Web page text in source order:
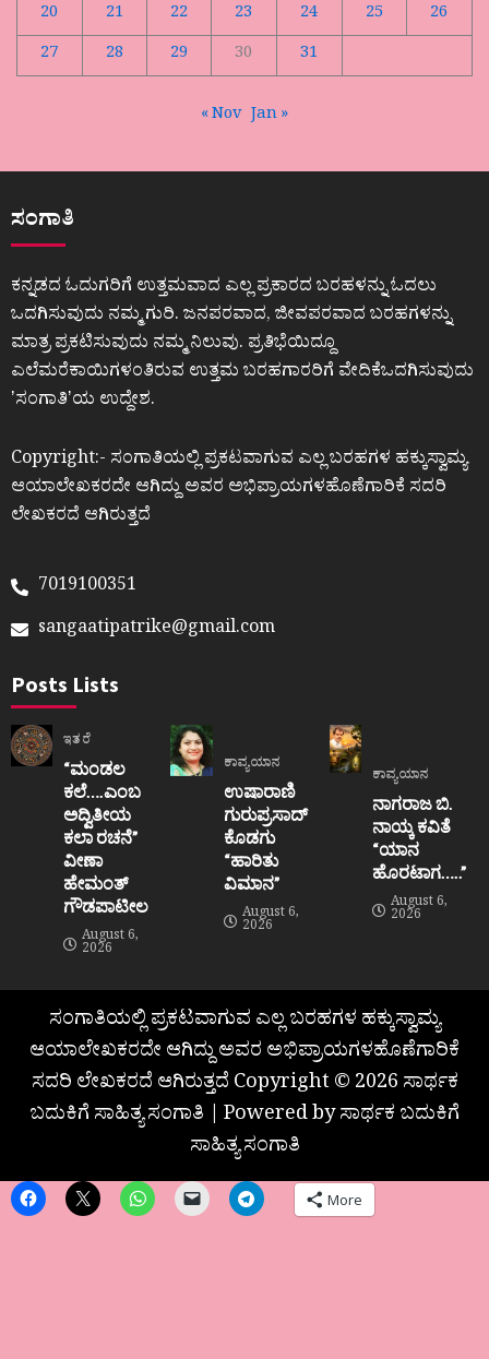
20
21 22 23 24 25
26
27
28 29 30 31
« Nov Jan »
ಸಂಗಾತಿ
ಕನ್ನಡದ ಓದುಗರಿಗೆ ಉತ್ತಮವಾದ ಎಲ್ಲ ಪ್ರಕಾರದ ಬರಹಳನ್ನು ಓದಲು
ಒದಗಿಸುವುದು ನಮ್ಮ ಗುರಿ. ಜನಪರವಾದ, ಜೀವಪರವಾದ ಬರಹಗಳನ್ನು
ಮಾತ್ರ ಪ್ರಕಟಿಸುವುದು ನಮ್ಮ ನಿಲುವು. ಪ್ರತಿಭೆಯಿದ್ದೂ
ಎಲೆಮರೆಕಾಯಿಗಳಂತಿರುವ ಉತ್ತಮ ಬರಹಗಾರರಿಗೆ ವೇದಿಕೆಒದಗಿಸುವುದು
ʼಸಂಗಾತಿʼಯ ಉದ್ದೇಶ.
Copyright:- ಸಂಗಾತಿಯಲ್ಲಿ ಪ್ರಕಟವಾಗುವ ಎಲ್ಲ ಬರಹಗಳ ಹಕ್ಕುಸ್ವಾಮ್ಯ
ಆಯಾಲೇಖಕರದೇ ಆಗಿದ್ದು ಅವರ ಅಭಿಪ್ರಾಯಗಳಹೊಣೆಗಾರಿಕೆ ಸದರಿ
ಲೇಖಕರದೆ ಆಗಿರುತ್ತದೆ
7019100351
sangaatipatrike@gmail.com
Posts Lists
ಇತರೆ
“ಮಂಡಲ
ಕಲೆ….ಎಂಬ
ಅದ್ವಿತೀಯ
ಕಲಾ ರಚನೆ”‌
ವೀಣಾ
ಹೇಮಂತ್‌
ಗೌಡಪಾಟೀಲ
August 6,
2026
ಕಾವ್ಯಯಾನ
ಉಷಾರಾಣಿ
ಗುರುಪ್ರಸಾದ್
ಕೊಡಗು
“ಹಾರಿತು
ವಿಮಾನ”
August 6,
2026
ಕಾವ್ಯಯಾನ
ನಾಗರಾಜ ಬಿ.
ನಾಯ್ಕ ಕವಿತೆ
“ಯಾನ
ಹೊರಟಾಗ…..”
August 6,
2026
ಸಂಗಾತಿಯಲ್ಲಿ ಪ್ರಕಟವಾಗುವ ಎಲ್ಲ ಬರಹಗಳ ಹಕ್ಕುಸ್ವಾಮ್ಯ
ಆಯಾಲೇಖಕರದೇ ಆಗಿದ್ದು ಅವರ ಅಭಿಪ್ರಾಯಗಳಹೊಣೆಗಾರಿಕೆ
ಸದರಿ ಲೇಖಕರದೆ ಆಗಿರುತ್ತದೆ Copyright © 2026 ಸಾರ್ಥಕ
ಬದುಕಿಗೆ ಸಾಹಿತ್ಯ ಸಂಗಾತಿ | Powered by ಸಾರ್ಥಕ ಬದುಕಿಗೆ
ಸಾಹಿತ್ಯ ಸಂಗಾತಿ
More